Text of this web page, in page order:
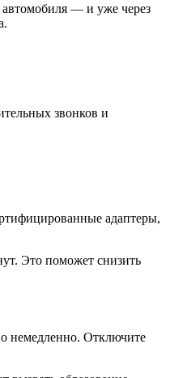
— и уже через
звонков и
адаптеры,
Это поможет снизить
немедленно. Отключите